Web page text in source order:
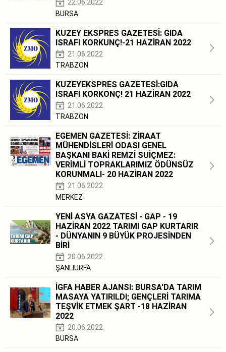
22.06.2022
BURSA
KUZEY EKSPRES GAZETESİ: GIDA
ISRAFI KORKUNÇ!-21 HAZİRAN 2022
21.06.2022
TRABZON
KUZEYEKSPRES GAZETESİ:GIDA
ISRAFI KORKONÇ! 21 HAZİRAN 2022
21.06.2022
TRABZON
EGEMEN GAZETESİ: ZİRAAT
MÜHENDİSLERİ ODASI GENEL
BAŞKANI BAKİ REMZİ SUİÇMEZ:
VERİMLİ TOPRAKLARIMIZ ÖDÜNSÜZ
KORUNMALI- 20 HAZİRAN 2022
21.06.2022
MERKEZ
YENİ ASYA GAZATESİ - GAP - 19
HAZİRAN 2022 TARIMI GAP KURTARIR
- DÜNYANIN 9 BÜYÜK PROJESİNDEN
BİRİ
20.06.2022
ŞANLIURFA
İGFA HABER AJANSI: BURSA'DA TARIM
MASAYA YATIRILDI; GENÇLERİ TARIMA
TEŞVİK ETMEK ŞART -18 HAZİRAN
2022
20.06.2022
BURSA